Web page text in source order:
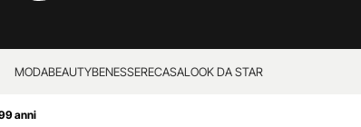
MODABEAUTYBENESSERECASALOOK DA STAR
anni